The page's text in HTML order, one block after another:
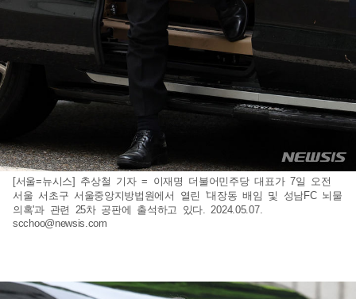
[서울=뉴시스] 추상철 기자 = 이재명 더불어민주당 대표가 7일 오전
서울 서초구 서울중앙지방법원에서 열린 '대장동 배임 및 성남FC 뇌물
의혹'과 관련 25차 공판에 출석하고 있다. 2024.05.07.
scchoo@newsis.com